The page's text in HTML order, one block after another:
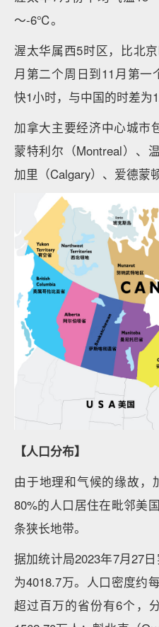
～-6℃。
渥太华属西5时区，比北
月第二个周日到11月第
快1小时，与中国的时差为
加拿大主要经济中心城市
蒙特利尔（Montreal）、
加里（Calgary）、爱德蒙
【人口分布】
由于地理和气候的缘故，
80%的人口居住在毗邻美
条狭长地带。
据加统计局2023年7月27
为4018.7万。人口密度约
超过百万的省份有6个，